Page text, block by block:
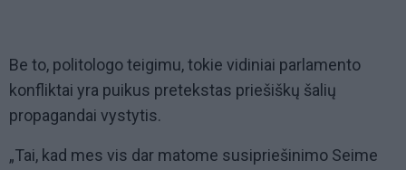
Be to, politologo teigimu, tokie vidiniai parlamento
konfliktai yra puikus pretekstas priešiškų šalių
propagandai vystytis.
„Tai, kad mes vis dar matome susipriešinimo Seime